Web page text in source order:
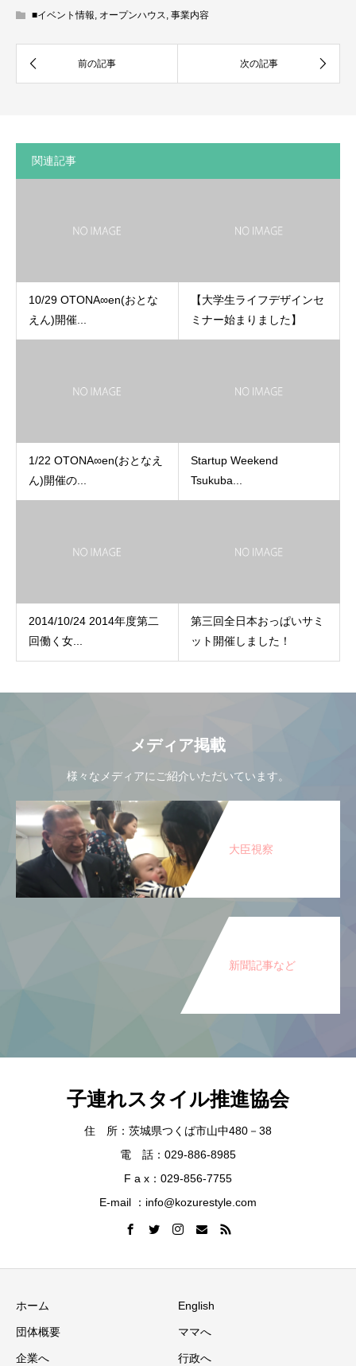
■イベント情報, オープンハウス, 事業内容
関連記事
10/29 OTONA∞en(おとな
えん)開催...
【大学生ライフデザインセ
ミナー始まりました】
1/22 OTONA∞en(おとなえ
ん)開催の...
Startup Weekend
Tsukuba...
2014/10/24 2014年度第二
回働く女...
第三回全日本おっぱいサミ
ット開催しました！
メディア掲載
様々なメディアにご紹介いただいています。
大臣視察
新聞記事など
子連れスタイル推進協会
住 所：茨城県つくば市山中480－38
電 話：029-886-8985
F a x：029-856-7755
E-mail ：info@kozurestyle.com
ホーム English
団体概要 ママへ
企業へ 行政へ